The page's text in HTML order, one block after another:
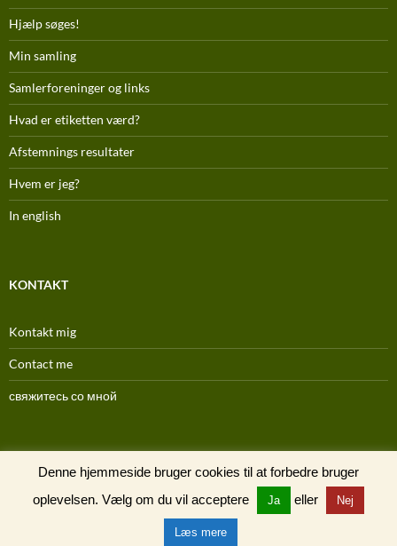
Hjælp søges!
Min samling
Samlerforeninger og links
Hvad er etiketten værd?
Afstemnings resultater
Hvem er jeg?
In english
KONTAKT
Kontakt mig
Contact me
свяжитесь со мной
Denne hjemmeside bruger cookies til at forbedre bruger
oplevelsen. Vælg om du vil acceptere
Ja eller Nej
Læs mere